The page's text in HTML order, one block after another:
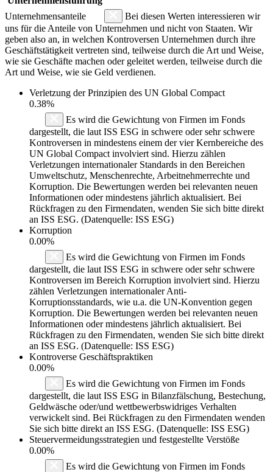
Unternehmensanteile
Bei diesen Werten interessieren wir
uns für die Anteile von Unternehmen und nicht von Staaten. Wir
geben also an, in welchen Kontroversen Unternehmen durch ihre
Geschäftstätigkeit vertreten sind, teilweise durch die Art und Weise,
wie sie Geschäfte machen oder geleitet werden, teilweise durch die
Art und Weise, wie sie Geld verdienen.
Verletzung der Prinzipien des UN Global Compact
0.38%
Es wird die Gewichtung von Firmen im Fonds
dargestellt, die laut ISS ESG in schwere oder sehr schwere
Kontroversen in mindestens einem der vier Kernbereiche des
UN Global Compact involviert sind. Hierzu zählen
Verletzungen internationaler Standards in den Bereichen
Umweltschutz, Menschenrechte, Arbeitnehmerrechte und
Korruption. Die Bewertungen werden bei relevanten neuen
Informationen oder mindestens jährlich aktualisiert. Bei
Rückfragen zu den Firmendaten, wenden Sie sich bitte direkt
an ISS ESG. (Datenquelle: ISS ESG)
Korruption
0.00%
Es wird die Gewichtung von Firmen im Fonds
dargestellt, die laut ISS ESG in schwere oder sehr schwere
Kontroversen im Bereich Korruption involviert sind. Hierzu
zählen Verletzungen internationaler Anti-
Korruptionsstandards, wie u.a. die UN-Konvention gegen
Korruption. Die Bewertungen werden bei relevanten neuen
Informationen oder mindestens jährlich aktualisiert. Bei
Rückfragen zu den Firmendaten, wenden Sie sich bitte direkt
an ISS ESG. (Datenquelle: ISS ESG)
Kontroverse Geschäftspraktiken
0.00%
Es wird die Gewichtung von Firmen im Fonds
dargestellt, die laut ISS ESG in Bilanzfälschung, Bestechung,
Geldwäsche oder/und wettbewerbswidriges Verhalten
verwickelt sind. Bei Rückfragen zu den Firmendaten wenden
Sie sich bitte direkt an ISS ESG. (Datenquelle: ISS ESG)
Steuervermeidungsstrategien und festgestellte Verstöße
0.00%
Es wird die Gewichtung von Firmen im Fonds